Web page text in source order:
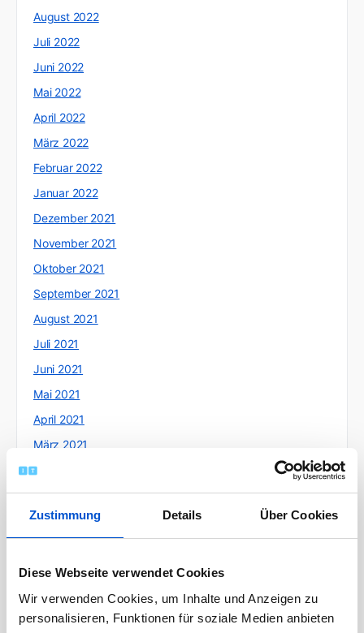
Zustimmung Details Über Cookies
Diese Webseite verwendet Cookies
Wir verwenden Cookies, um Inhalte und Anzeigen zu
personalisieren, Funktionen für soziale Medien anbieten
August 2022
Juli 2022
Juni 2022
Mai 2022
April 2022
März 2022
Februar 2022
Januar 2022
Dezember 2021
November 2021
Oktober 2021
September 2021
August 2021
Juli 2021
Juni 2021
Mai 2021
April 2021
März 2021
Februar 2021
Januar 2021
Dezember 2020
Oktober 2020
September 2020
August 2020